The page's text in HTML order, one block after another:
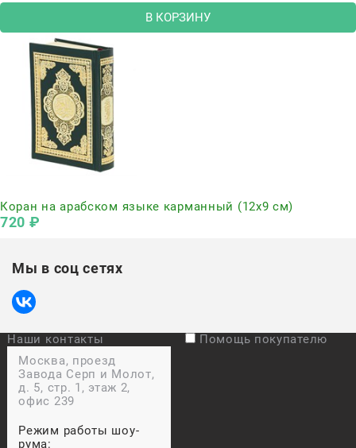
В КОРЗИНУ
Коран на арабском языке карманный (12х9 см)
720 ₽
Мы в соц сетях
Наши контакты
Москва, проезд
Завода Серп и Молот,
д. 5, стр. 1, этаж 2,
офис 239
Режим работы шоу-
рума:
Помощь покупателю